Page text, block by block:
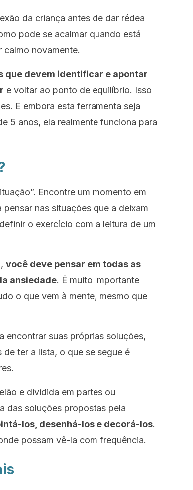
da criança antes de dar rédea
pode se acalmar quando está
calmo novamente.
que devem identificar e apontar
e voltar ao ponto de equilíbrio. Isso
E embora esta ferramenta seja
5 anos, ela realmente funciona para
Encontre um momento em
nas situações que a deixam
o exercício com a leitura de um
você deve pensar em todas as
ansiedade. É muito importante
o que vem à mente, mesmo que
encontrar suas próprias soluções,
ter a lista, o que se segue é
e dividida em partes ou
das soluções propostas pela
los, desenhá-los e decorá-los.
possam vê-la com frequência.